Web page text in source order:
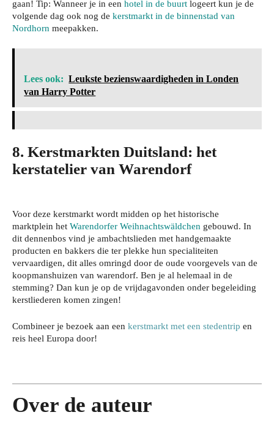
gaan! Tip: Wanneer je in een hotel in de buurt logeert kun je de
volgende dag ook nog de kerstmarkt in de binnenstad van
Nordhorn meepakken.
Lees ook: Leukste bezienswaardigheden in Londen
van Harry Potter
8. Kerstmarkten Duitsland: het
kerstatelier van Warendorf
Voor deze kerstmarkt wordt midden op het historische
marktplein het Warendorfer Weihnachtswäldchen gebouwd. In
dit dennenbos vind je ambachtslieden met handgemaakte
producten en bakkers die ter plekke hun specialiteiten
vervaardigen, dit alles omringd door de oude voorgevels van de
koopmanshuizen van warendorf. Ben je al helemaal in de
stemming? Dan kun je op de vrijdagavonden onder begeleiding
kerstliederen komen zingen!
Combineer je bezoek aan een kerstmarkt met een stedentrip en
reis heel Europa door!
Over de auteur
Zo
bes
rm
je
rkle
ur
lan
Da
gje
am:
zo
bel
Je
wo
nin
bev
eili
en
inbr
aak
je
har
cho
n